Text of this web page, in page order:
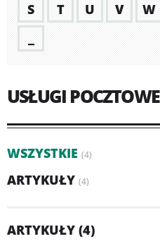
S
T U V W
USŁUGI POCZTOWE
WSZYSTKIE (4)
ARTYKUŁY (4)
ARTYKUŁY (4)